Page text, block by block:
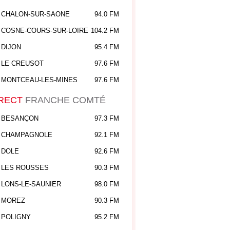
CHALON-SUR-SAONE 94.0 FM
COSNE-COURS-SUR-LOIRE 104.2 FM
DIJON 95.4 FM
LE CREUSOT 97.6 FM
MONTCEAU-LES-MINES 97.6 FM
FRANCHE COMTÉ
BESANÇON 97.3 FM
CHAMPAGNOLE 92.1 FM
DOLE 92.6 FM
LES ROUSSES 90.3 FM
LONS-LE-SAUNIER 98.0 FM
MOREZ 90.3 FM
POLIGNY 95.2 FM